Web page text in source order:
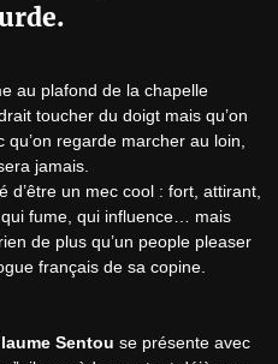
au plafond de la chapelle
toucher du doigt mais qu’on
regarde marcher au loin,
d’être un mec cool : fort, attirant,
fume, qui influence… mais
de plus qu’un people pleaser
français de sa copine.
Sentou se présente avec